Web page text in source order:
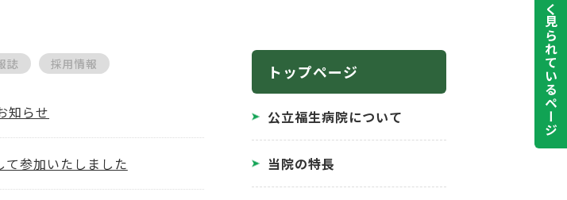
よく見られているページ
誌 採用情報
知らせ
参加いたしました
トップページ
公立福生病院について
当院の特長